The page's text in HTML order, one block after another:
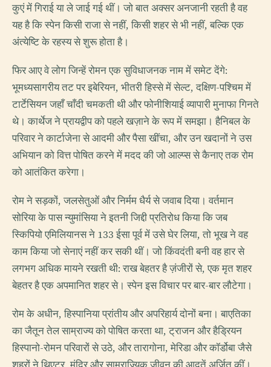
कुएं में गिराई या ले जाई गई थीं। जो बात अक्सर अनजानी रहती है वह
यह है कि स्पेन किसी राजा से नहीं, किसी शहर से भी नहीं, बल्कि एक
अंत्येष्टि के रहस्य से शुरू होता है।
फिर आए वे लोग जिन्हें रोमन एक सुविधाजनक नाम में समेट देंगे:
भूमध्यसागरीय तट पर इबेरियन, भीतरी हिस्से में सेल्ट, दक्षिण-पश्चिम में
टार्टेसियन जहाँ चाँदी चमकती थी और फोनीशियाई व्यापारी मुनाफा गिनते
थे। कार्थेज ने प्रायद्वीप को पहले खज़ाने के रूप में समझा। हैनिबल के
परिवार ने कार्टाजेना से आदमी और पैसा खींचा, और उन खदानों ने उस
अभियान को वित्त पोषित करने में मदद की जो आल्प्स से कैनाए तक रोम
को आतंकित करेगा।
रोम ने सड़कों, जलसेतुओं और निर्मम धैर्य से जवाब दिया। वर्तमान
सोरिया के पास न्युमांसिया ने इतनी जिद्दी प्रतिरोध किया कि जब
स्किपियो एमिलियानस ने 133 ईसा पूर्व में उसे घेर लिया, तो भूख ने वह
काम किया जो सेनाएं नहीं कर सकी थीं। जो किंवदंती बनी वह हार से
लगभग अधिक मायने रखती थी: राख बेहतर है ज़ंजीरों से, एक मृत शहर
बेहतर है एक अपमानित शहर से। स्पेन इस विचार पर बार-बार लौटेगा।
रोम के अधीन, हिस्पानिया प्रांतीय और अपरिहार्य दोनों बना। बाएतिका
का जैतून तेल साम्राज्य को पोषित करता था, ट्राजन और हैड्रियन
हिस्पानो-रोमन परिवारों से उठे, और तारागोना, मेरिडा और कॉर्डोबा जैसे